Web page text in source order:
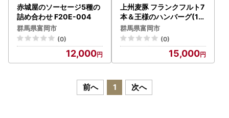
赤城屋のソーセージ5種の
詰め合わせ F20E-004
群馬県富岡市
(0)
12,000
上州麦豚 フランクフルト7
本＆王様のハンバーグ(15
0g×2) 豚 ブランド豚 銘柄
豚 肉 F20E-957
群馬県富岡市
(0)
15,000
前へ 1 次へ